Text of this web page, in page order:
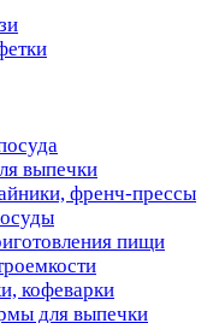
выпечки
френч-прессы
пищи
кофеварки
для выпечки